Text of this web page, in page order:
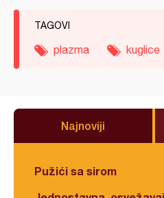
TAGOVI
plazma kuglice
Najnoviji
Pužići sa sirom